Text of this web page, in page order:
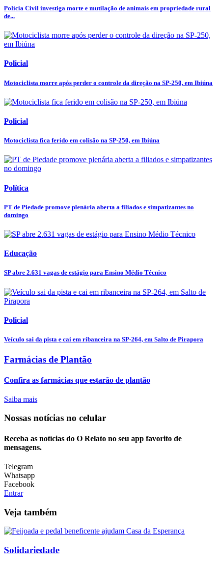
Polícia Civil investiga morte e mutilação de animais em propriedade rural
de...
Policial
Motociclista morre após perder o controle da direção na SP-250, em Ibiúna
Policial
Motociclista fica ferido em colisão na SP-250, em Ibiúna
Política
PT de Piedade promove plenária aberta a filiados e simpatizantes no
domingo
Educação
SP abre 2.631 vagas de estágio para Ensino Médio Técnico
Policial
Veículo sai da pista e cai em ribanceira na SP-264, em Salto de Pirapora
Farmácias de Plantão
Confira as farmácias que estarão de plantão
Saiba mais
Nossas notícias no celular
Receba as notícias do O Relato no seu app favorito de
mensagens.
Telegram
Whatsapp
Facebook
Entrar
Veja também
Solidariedade